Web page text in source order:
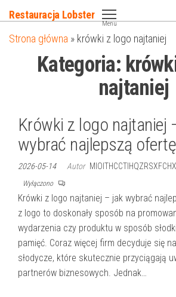
do
treści
Restauracja Lobster
Menu
Strona główna » krówki z logo najtaniej
Kategoria:
najtaniej
Krówki z logo najtaniej
wybrać najlepszą
2026-05-14 Autor
Wyłączono
Krówki z logo najtaniej – jak wybrać
z logo to doskonały sposób na
wydarzenia czy produktu w sposób
pamięć. Coraz więcej firm decyduje się
słodycze, które skutecznie przyciągają
partnerów biznesowych. Jednak…